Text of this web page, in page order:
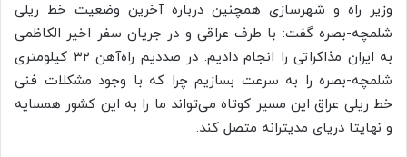
وزیر راه و شهرسازی همچنین درباره آخرین وضعیت خط ریلی
شلمچه-بصره گفت: با طرف عراقی و در جریان سفر اخیر الکاظمی
به ایران مذاکراتی را انجام دادیم. در صددیم راه‌آهن ۳۲ کیلومتری
شلمچه-بصره را به سرعت بسازیم چرا که با وجود مشکلات فنی
خط ریلی عراق این مسیر کوتاه می‌تواند ما را به این کشور همسایه
و نهایتا دریای مدیترانه متصل کند.